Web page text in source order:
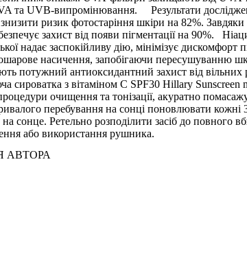
та UVB-випромінювання. Результати
ризик фотостаріння шкіри на 82%.
захист від появи пігментації на 90%.
надає заспокійливу дію, мінімізує
насичення, запобігаючи
потужний антиоксидантний захист від
сироватка з вітаміном С SPF30 Hillary
очищення та тонізації, акуратно
перебування на сонці поновлювати
сонце. Ретельно розподілити засіб до повного
або використання рушника.
АВТОРА